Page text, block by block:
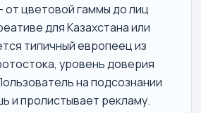
от цветовой гаммы до лиц
для Казахстана или
типичный европеец из
уровень доверия
на подсознании
и пролистывает рекламу.